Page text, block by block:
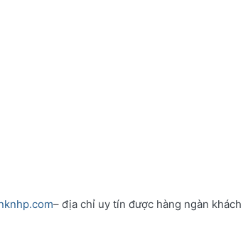
– địa chỉ uy tín được hàng ngàn khách